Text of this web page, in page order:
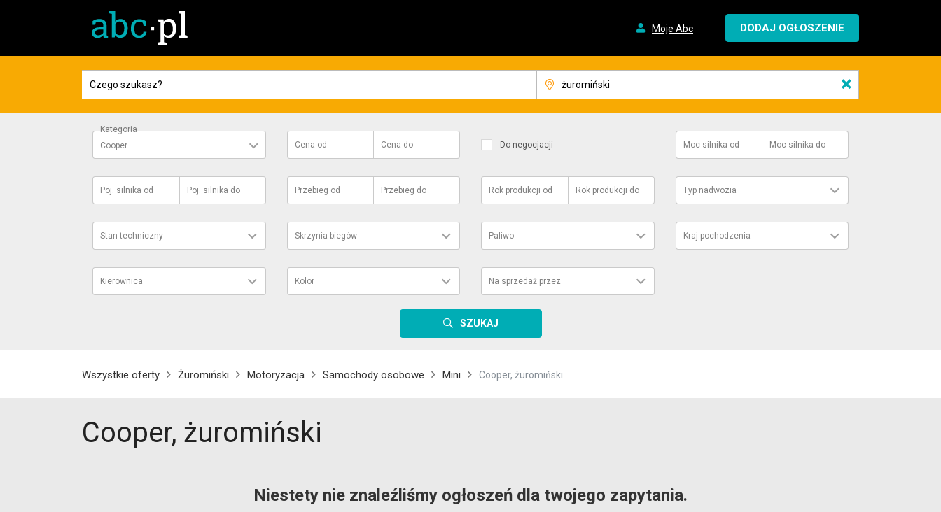
Moje Abc DODAJ OGŁOSZENIE
×
Kategoria
Cooper
Cena od Cena do Do negocjacji Moc silnika od Moc silnika do
Poj. silnika od Poj. silnika do Przebieg od Przebieg do Rok produkcji od Rok produkcji do Typ nadwozia
Stan techniczny Skrzynia biegów Paliwo Kraj pochodzenia
Kierownica Kolor Na sprzedaż przez
SZUKAJ
Wszystkie oferty Żuromiński Motoryzacja Samochody osobowe Mini Cooper, żuromiński
Cooper, żuromiński
Niestety nie znaleźliśmy ogłoszeń dla twojego zapytania.